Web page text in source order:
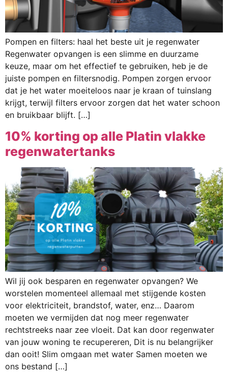
Pompen en filters: haal het beste uit je regenwater
Regenwater opvangen is een slimme en duurzame
keuze, maar om het effectief te gebruiken, heb je de
juiste pompen en filtersnodig. Pompen zorgen ervoor
dat je het water moeiteloos naar je kraan of tuinslang
krijgt, terwijl filters ervoor zorgen dat het water schoon
en bruikbaar blijft. […]
10% korting op alle Platin vlakke
regenwatertanks
Wil jij ook besparen en regenwater opvangen? We
worstelen momenteel allemaal met stijgende kosten
voor elektriciteit, brandstof, water, enz… Daarom
moeten we vermijden dat nog meer regenwater
rechtstreeks naar zee vloeit. Dat kan door regenwater
van jouw woning te recupereren, Dit is nu belangrijker
dan ooit! Slim omgaan met water Samen moeten we
ons bestand […]